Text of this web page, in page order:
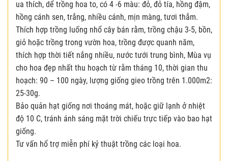
ua thích, dể trồng hoa to, có 4 -6 màu: đỏ, đỏ tía, hồng đậm,
hồng cánh sen, trắng, nhiều cánh, mịn màng, tươi thắm.
Thích hợp trồng luống nhổ cây bán rằm, trồng chậu 3-5, bồn,
giỏ hoặc trồng trong vườn hoa, trồng được quanh năm,
thích hợp thời tiết nắng nhiều, nước tưới trung bình, Mùa vụ
cho hoa đẹp nhất thu hoạch từ rằm tháng 10, thời gian thu
hoạch: 90 – 100 ngày, lượng giống gieo trồng trên 1.000m2:
25-30g.
Bảo quản hạt giống nơi thoáng mát, hoặc giữ lạnh ở nhiệt
độ 10 C, tránh ánh sáng mặt trời chiếu trực tiếp vào bao hạt
giống.
Tư vấn hổ trợ miễn phí kỷ thuật trồng các loại hoa.